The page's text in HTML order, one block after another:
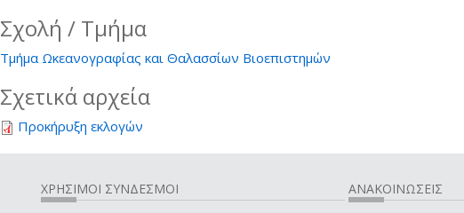
Σχολή / Τμήμα
Τμήμα Ωκεανογραφίας και Θαλασσίων Βιοεπιστημών
Σχετικά αρχεία
Προκήρυξη εκλογών
ΧΡΗΣΙΜΟΙ ΣΥΝΔΕΣΜΟΙ ΑΝΑΚΟΙΝΩΣΕΙΣ